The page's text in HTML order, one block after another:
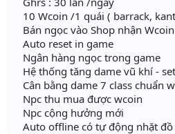
10 Wcoin /1 quái ( barrack,
Bán ngọc vào Shop nhận Wcoin
Auto reset in game
Ngân hàng ngọc trong game
Hệ thống tăng dame vũ khí - set
Cân bằng dame 7 class chuẩn
Npc thu mua được wcoin
Npc cộng hưởng mới
Auto offline có tự động nhặt đồ